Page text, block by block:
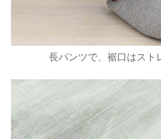
長パンツで、裾口はスト